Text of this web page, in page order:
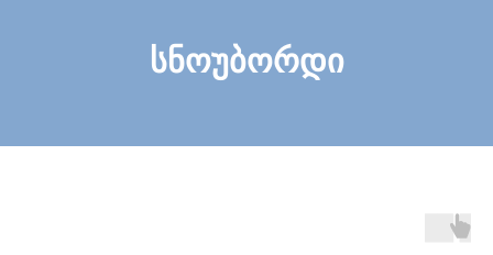
სნოუბორდი